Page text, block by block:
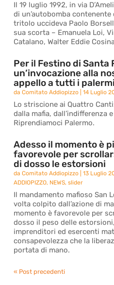
Il 19 luglio 1992, in via
di un’autobomba
tritolo uccideva Paolo
sua scorta – Emanuela Loi,
Catalano, Walter Eddie
Per il Festino di Santa
un’invocazione alla
appello a tutti i
daComitato Addiopizzo |14 Luglio
Lo striscione ai Quattro
dalla mafia, dall’indifferenza
Riprendiamoci Palermo.
Adesso il momento è
favorevole per
di dosso le estorsioni
daComitato Addiopizzo |13 Luglio
ADDIOPIZZO, NEWS,slider
Il mandamento mafioso San
volta colpito dall’azione di
momento è favorevole per
dosso il peso delle
imprenditori ed esercenti
consapevolezza che la
portata di mano.
« Post precedenti